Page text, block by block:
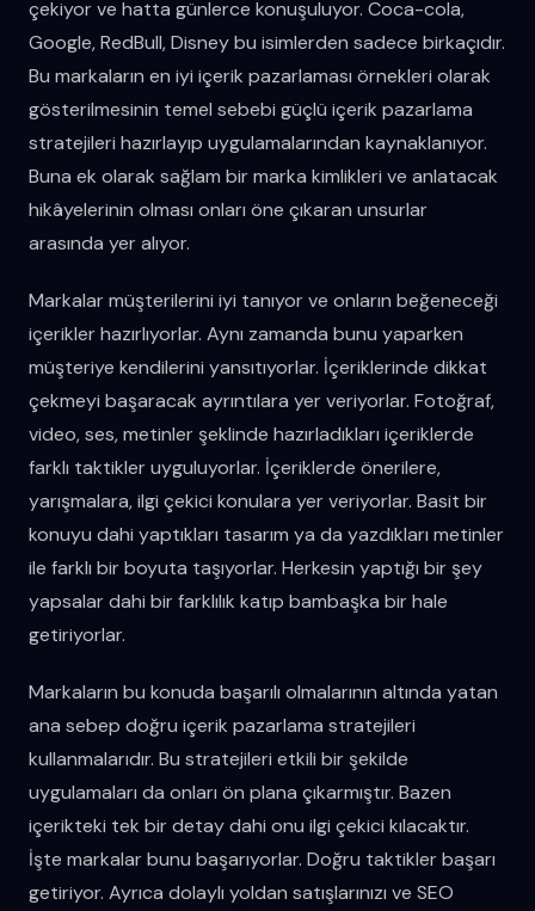
çekiyor ve hatta günlerce konuşuluyor. Coca-cola,
Google, RedBull, Disney bu isimlerden sadece birkaçıdır.
Bu markaların en iyi içerik pazarlaması örnekleri olarak
gösterilmesinin temel sebebi güçlü içerik pazarlama
stratejileri hazırlayıp uygulamalarından kaynaklanıyor.
Buna ek olarak sağlam bir marka kimlikleri ve anlatacak
hikâyelerinin olması onları öne çıkaran unsurlar
arasında yer alıyor.
Markalar müşterilerini iyi tanıyor ve onların beğeneceği
içerikler hazırlıyorlar. Aynı zamanda bunu yaparken
müşteriye kendilerini yansıtıyorlar. İçeriklerinde dikkat
çekmeyi başaracak ayrıntılara yer veriyorlar. Fotoğraf,
video, ses, metinler şeklinde hazırladıkları içeriklerde
farklı taktikler uyguluyorlar. İçeriklerde önerilere,
yarışmalara, ilgi çekici konulara yer veriyorlar. Basit bir
konuyu dahi yaptıkları tasarım ya da yazdıkları metinler
ile farklı bir boyuta taşıyorlar. Herkesin yaptığı bir şey
yapsalar dahi bir farklılık katıp bambaşka bir hale
getiriyorlar.
Markaların bu konuda başarılı olmalarının altında yatan
ana sebep doğru içerik pazarlama stratejileri
kullanmalarıdır. Bu stratejileri etkili bir şekilde
uygulamaları da onları ön plana çıkarmıştır. Bazen
içerikteki tek bir detay dahi onu ilgi çekici kılacaktır.
İşte markalar bunu başarıyorlar. Doğru taktikler başarı
getiriyor. Ayrıca dolaylı yoldan satışlarınızı ve SEO